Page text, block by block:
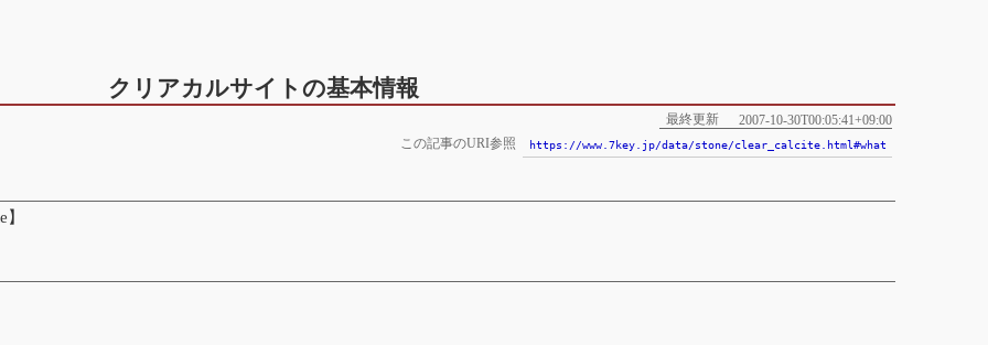
クリアカルサイトの基本情報
最終更新
2007-10-30T00:05:41+09:00
この記事のURI参照
https://www.7key.jp/data/stone/clear_calcite.html#what